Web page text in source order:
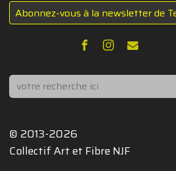
Abonnez-vous à la newsletter de
Rechercher
© 2013-2026
Collectif Art et Fibre NJF